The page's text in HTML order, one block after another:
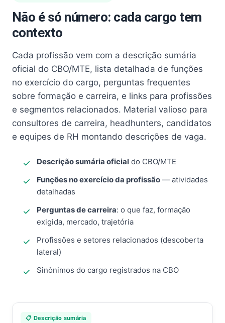
Não é só número: cada cargo tem
contexto
Cada profissão vem com a descrição sumária
oficial do CBO/MTE, lista detalhada de funções
no exercício do cargo, perguntas frequentes
sobre formação e carreira, e links para profissões
e segmentos relacionados. Material valioso para
consultores de carreira, headhunters, candidatos
e equipes de RH montando descrições de vaga.
Descrição sumária oficial do CBO/MTE
Funções no exercício da profissão — atividades
detalhadas
Perguntas de carreira: o que faz, formação
exigida, mercado, trajetória
Profissões e setores relacionados (descoberta
lateral)
Sinônimos do cargo registrados na CBO
📋 Descrição sumária